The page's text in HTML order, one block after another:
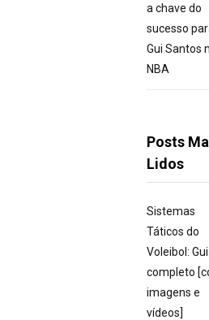
a chave do
sucesso
Gui Santos
NBA
Posts
Lidos
Sistemas
Táticos do
Voleibol:
completo
imagens e
vídeos]